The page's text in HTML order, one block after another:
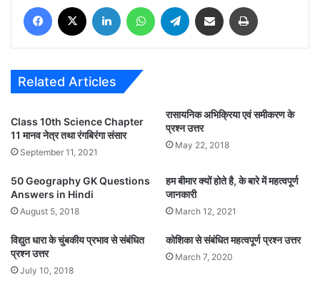
Facebook LinkedIn WhatsAppTelegram Share via Email
Related Articles
Class 10th Science Chapter
11 मानव नेत्र तथा रंगबिरंगा संसार
September 11, 2021
रासायनिक अभिक्रिया एवं समीकरण के
प्रश्न उत्तर
May 22, 2018
50 Geography GK Questions
Answers in Hindi
August 5, 2018
हम बीमार क्यों होते है, के बारे में महत्वपूर्ण
जानकारी
March 12, 2021
विद्युत धारा के चुंबकीय प्रभाव से संबंधित
प्रश्न उत्तर
July 10, 2018
कोशिका से संबंधित महत्वपूर्ण प्रश्न उत्तर
March 7, 2020